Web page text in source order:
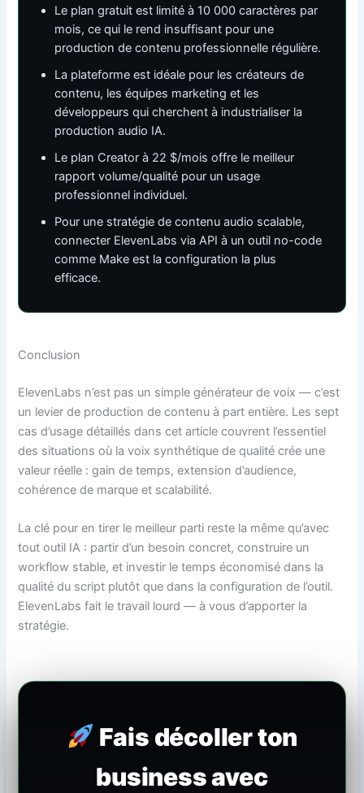
Le plan gratuit est limité à 10 000 caractères par
mois, ce qui le rend insuffisant pour une
production de contenu professionnelle régulière.
La plateforme est idéale pour les créateurs de
contenu, les équipes marketing et les
développeurs qui cherchent à industrialiser la
production audio IA.
Le plan Creator à 22 $/mois offre le meilleur
rapport volume/qualité pour un usage
professionnel individuel.
Pour une stratégie de contenu audio scalable,
connecter ElevenLabs via API à un outil no-code
comme Make est la configuration la plus
efficace.
Conclusion
ElevenLabs n’est pas un simple générateur de voix — c’est
un levier de production de contenu à part entière. Les sept
cas d’usage détaillés dans cet article couvrent l’essentiel
des situations où la voix synthétique de qualité crée une
valeur réelle : gain de temps, extension d’audience,
cohérence de marque et scalabilité.
La clé pour en tirer le meilleur parti reste la même qu’avec
tout outil IA : partir d’un besoin concret, construire un
workflow stable, et investir le temps économisé dans la
qualité du script plutôt que dans la configuration de l’outil.
ElevenLabs fait le travail lourd — à vous d’apporter la
stratégie.
Fais décoller ton
business avec